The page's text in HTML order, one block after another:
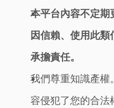
本平台內容不定期
因信賴、使用此
承擔責任。
我們尊重知識產權
容侵犯了您的合法